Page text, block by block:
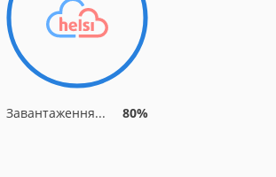
Завантаження... 86%